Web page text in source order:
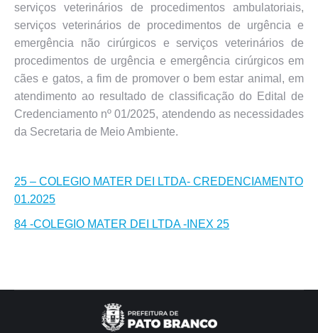
serviços veterinários de procedimentos ambulatoriais,
serviços veterinários de procedimentos de urgência e
emergência não cirúrgicos e serviços veterinários de
procedimentos de urgência e emergência cirúrgicos em
cães e gatos, a fim de promover o bem estar animal, em
atendimento ao resultado de classificação do Edital de
Credenciamento nº 01/2025, atendendo as necessidades
da Secretaria de Meio Ambiente.
25 – COLEGIO MATER DEI LTDA- CREDENCIAMENTO
01.2025
84 -COLEGIO MATER DEI LTDA -INEX 25